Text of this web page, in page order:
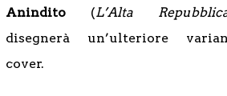
Anindito (L’Alta
disegnerà un’ulteriore
cover.